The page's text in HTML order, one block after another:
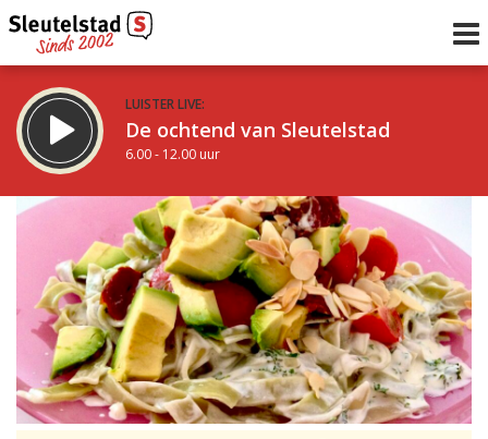
LUISTER LIVE:
De ochtend van Sleutelstad
6.00 - 12.00 uur
STRAKS:
De middag van Sleutelstad
12.00 - 18.00 uur
Vorig uur
uur 1 van 0 Volgend uur
Inklappen